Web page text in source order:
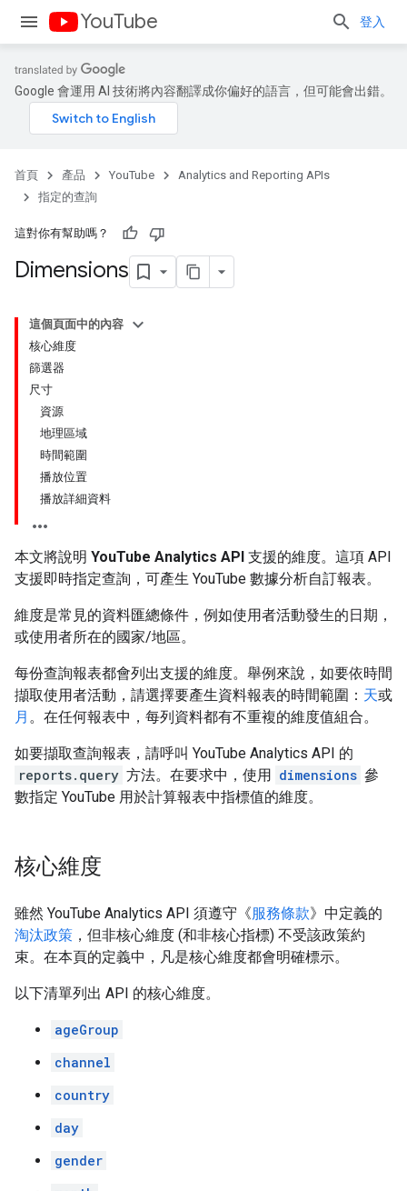
YouTube 登入
Google 會運用 AI 技術將內容翻譯成你偏好的語言，但可能會出錯。
首頁 產品 YouTube
Analytics and Reporting APIs
指定的查詢
這對你有幫助嗎？
Dimensions
這個頁面中的內容
核心維度
篩選器
尺寸
資源
地理區域
時間範圍
播放位置
播放詳細資料
本文將說明 YouTube Analytics API 支援的維度。這項 API
支援即時指定查詢，可產生 YouTube 數據分析自訂報表。
維度是常見的資料匯總條件，例如使用者活動發生的日期，
或使用者所在的國家/地區。
每份查詢報表都會列出支援的維度。舉例來說，如要依時間
擷取使用者活動，請選擇要產生資料報表的時間範圍： 天或
月 。在任何報表中，每列資料都有不重複的維度值組合。
如要擷取查詢報表，請呼叫 YouTube Analytics API 的
reports.query 方法。在要求中，使用 dimensions 參
數指定 YouTube 用於計算報表中指標值的維度。
核心維度
雖然 YouTube Analytics API 須遵守《服務條款》中定義的
淘汰政策 ，但非核心維度 (和非核心指標) 不受該政策約
束。在本頁的定義中，凡是核心維度都會明確標示。
以下清單列出 API 的核心維度。
ageGroup
channel
country
day
gender